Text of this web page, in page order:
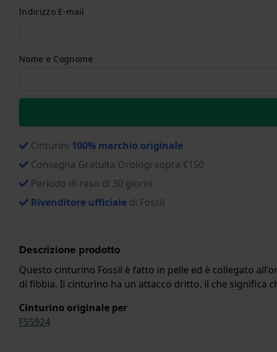
Indirizzo E-mail
Nome e Cognome
Cinturini 100% marchio originale
Consegna Gratuita Orologi sopra €150
Periodo di reso di 30 giorni
Rivenditore ufficiale di Fossil
Descrizione prodotto
Questo cinturino Fossil è fatto in pelle ed è collegato
di fibbia. Il cinturino ha un attacco dritto, il che significa
Cinturino originale per
FS5924